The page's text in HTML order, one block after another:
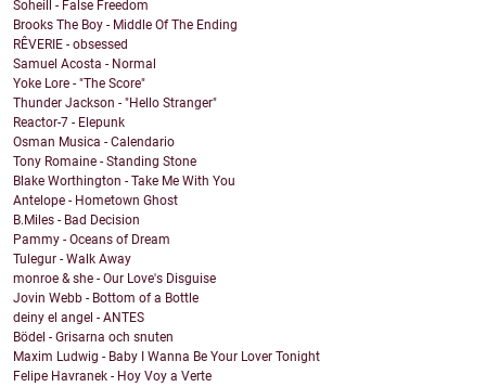
Soheill - False Freedom
Brooks The Boy - Middle Of The Ending
RÊVERIE - obsessed
Samuel Acosta - Normal
Yoke Lore - "The Score"
Thunder Jackson - "Hello Stranger"
Reactor-7 - Elepunk
Osman Musica - Calendario
Tony Romaine - Standing Stone
Blake Worthington - Take Me With You
Antelope - Hometown Ghost
B.Miles - Bad Decision
Pammy - Oceans of Dream
Tulegur - Walk Away
monroe & she - Our Love's Disguise
Jovin Webb - Bottom of a Bottle
deiny el angel - ANTES
Bödel - Grisarna och snuten
Maxim Ludwig - Baby I Wanna Be Your Lover Tonight
Felipe Havranek - Hoy Voy a Verte